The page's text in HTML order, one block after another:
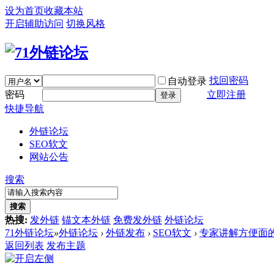
设为首页收藏本站
开启辅助访问 切换风格
自动登录 找回密码
密码
登录
立即注册
快捷导航
外链论坛
SEO软文
网站公告
搜索
搜索
热搜: 发外链 锚文本外链 免费发外链 外链论坛
71外链论坛»外链论坛 › 外链发布 › SEO软文 › 专家讲解方便面
返回列表 发布主题